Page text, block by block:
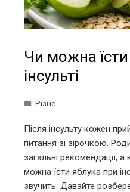
Чи можна
інсульті
Різне
Після інсульту кожен
питання зі зірочкою.
загальні рекомендації, а
можна їсти яблука при
звучить. Давайте